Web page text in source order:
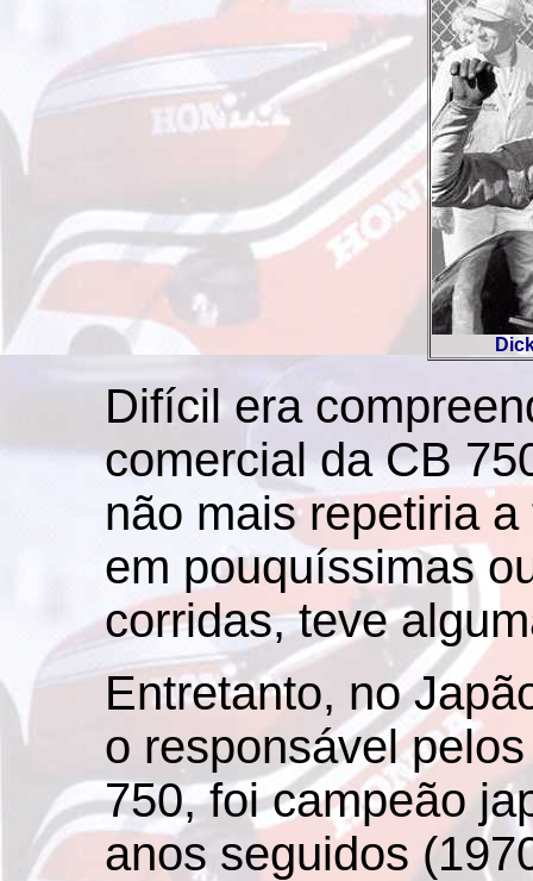
Difícil era
comercial da CB
não mais repetiria
em pouquíssimas
corridas, teve
Entretanto, no
o responsável
750, foi campeão
anos seguidos